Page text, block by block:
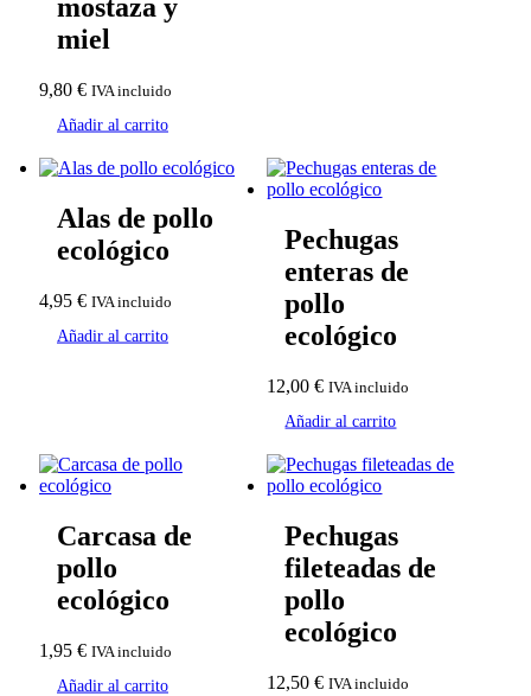
Añadir al carrito
mostaza y
miel
9,80 € IVA incluido
Añadir al carrito
Alas de pollo
ecológico
4,95 € IVA incluido
Añadir al carrito
Pechugas
enteras de
pollo
ecológico
12,00€ IVA incluido
Añadir al carrito
Carcasa de
pollo
ecológico
1,95 € IVA incluido
Pechugas
fileteadas de
pollo
ecológico
12,50€ IVA incluido